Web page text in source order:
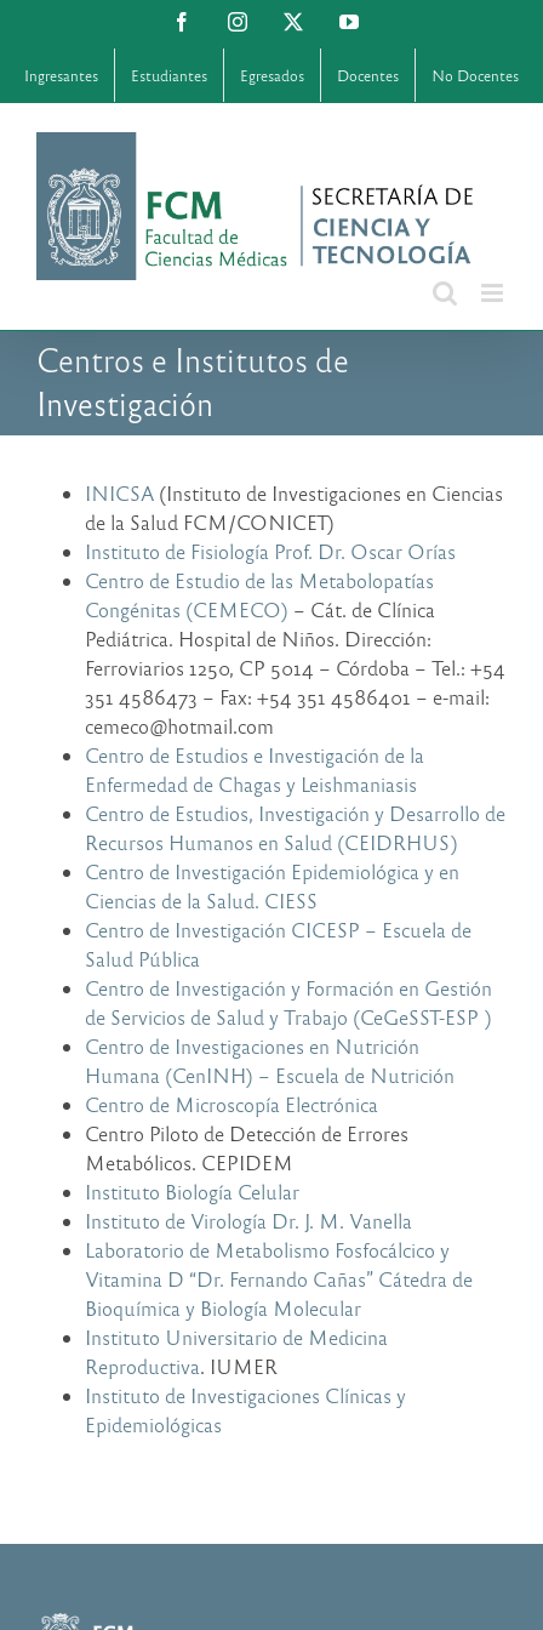
contenido
FacebookInstagram YouTube
Ingresantes Estudiantes Egresados Docentes No Docentes
Centros e Institutos de
Investigación
INICSA (Instituto de Investigaciones en Ciencias
de la Salud FCM/CONICET)
Instituto de Fisiología Prof. Dr. Oscar Orías
Centro de Estudio de las Metabolopatías
Congénitas (CEMECO) – Cát. de Clínica
Pediátrica. Hospital de Niños. Dirección:
Ferroviarios 1250, CP 5014 – Córdoba – Tel.: +54
351 4586473 – Fax: +54 351 4586401 – e-mail:
cemeco@hotmail.com
Centro de Estudios e Investigación de la
Enfermedad de Chagas y Leishmaniasis
Centro de Estudios, Investigación y Desarrollo de
Recursos Humanos en Salud (CEIDRHUS)
Centro de Investigación Epidemiológica y en
Ciencias de la Salud. CIESS
Centro de Investigación CICESP – Escuela de
Salud Pública
Centro de Investigación y Formación en Gestión
de Servicios de Salud y Trabajo (CeGeSST-ESP )
Centro de Investigaciones en Nutrición
Humana (CenINH) – Escuela de Nutrición
Centro de Microscopía Electrónica
Centro Piloto de Detección de Errores
Metabólicos. CEPIDEM
Instituto Biología Celular
Instituto de Virología Dr. J. M. Vanella
Laboratorio de Metabolismo Fosfocálcico y
Vitamina D “Dr. Fernando Cañas” Cátedra de
Bioquímica y Biología Molecular
Instituto Universitario de Medicina
Reproductiva. IUMER
Instituto de Investigaciones Clínicas y
Epidemiológicas